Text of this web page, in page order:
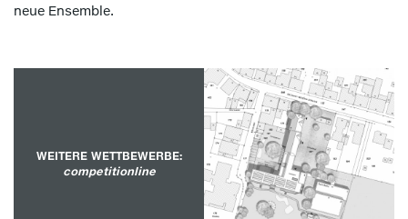
neue Ensemble.
WEITERE WETTBEWERBE:
competitionline